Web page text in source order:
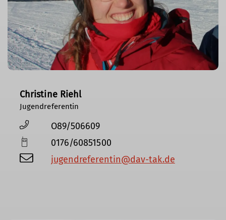
Christine Riehl
Jugendreferentin
O89/506609
0176/60851500
jugendreferentin@dav-tak.de